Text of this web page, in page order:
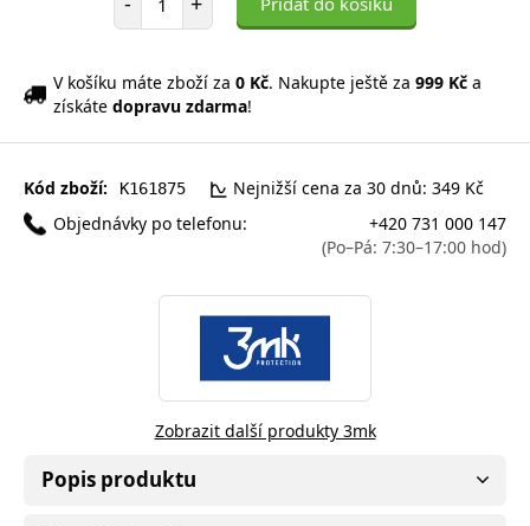
V košíku máte zboží za 0 Kč. Nakupte ještě za 999 Kč a
získáte dopravu zdarma!
Kód zboží: K161875
Nejnižší cena za 30 dnů: 349 Kč
Objednávky po telefonu:
+420 731 000 147
(Po–Pá: 7:30–17:00 hod)
Zobrazit další produkty 3mk
Popis produktu